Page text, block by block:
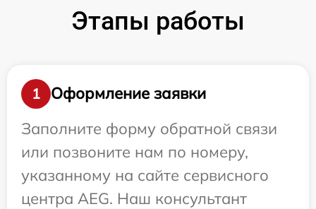
Этапы работы
1
Оформление заявки
Заполните форму обратной связи
или позвоните нам по номеру,
указанному на сайте сервисного
центра AEG. Наш консультант